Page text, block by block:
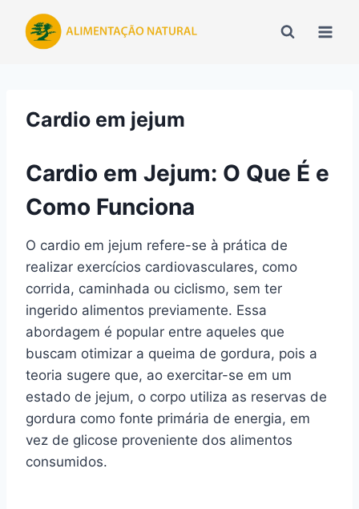
para
Cardio em jejum
Cardio em Jejum: O Que É e
Como Funciona
O cardio em jejum refere-se à prática de
realizar exercícios cardiovasculares, como
corrida, caminhada ou ciclismo, sem ter
ingerido alimentos previamente. Essa
abordagem é popular entre aqueles que
buscam otimizar a queima de gordura, pois a
teoria sugere que, ao exercitar-se em um
estado de jejum, o corpo utiliza as reservas de
gordura como fonte primária de energia, em
vez de glicose proveniente dos alimentos
consumidos.